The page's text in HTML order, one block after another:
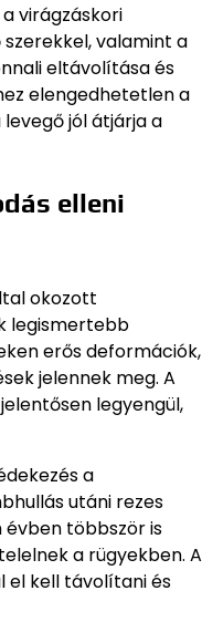
virágzáskori
valamint a
eltávolítása és
elengedhetetlen a
jól átjárja a
elleni
okozott
legismertebb
erős deformációk,
jelennek meg. A
legyengül,
a
utáni rezes
évben többször is
a rügyekben. A
kell távolítani és